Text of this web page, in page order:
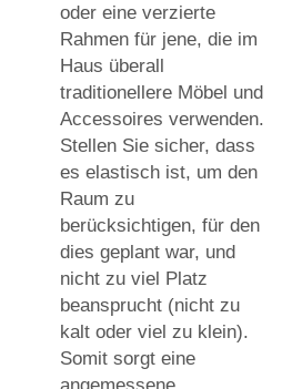
oder eine verzierte
Rahmen für jene, die im
Haus überall
traditionellere Möbel und
Accessoires verwenden.
Stellen Sie sicher, dass
es elastisch ist, um den
Raum zu
berücksichtigen, für den
dies geplant war, und
nicht zu viel Platz
beansprucht (nicht zu
kalt oder viel zu klein).
Somit sorgt eine